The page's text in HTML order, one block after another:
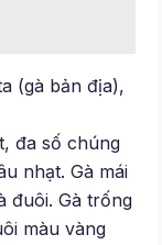
(gà bản địa),
đa số chúng
nhạt. Gà mái
đuôi. Gà trống
màu vàng